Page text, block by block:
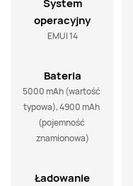
System
operacyjny
EMUI 14
Bateria
5000 mAh (wartość
typowa), 4900 mAh
(pojemność
znamionowa)
Ładowanie